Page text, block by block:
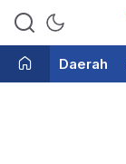
Daerah